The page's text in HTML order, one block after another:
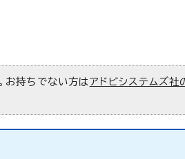
お持ちでない方は アドビシステムズ社